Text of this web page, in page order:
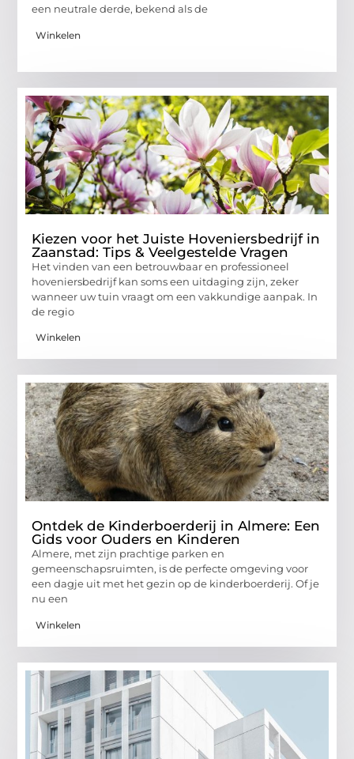
een neutrale derde, bekend als de
Winkelen
Kiezen voor het Juiste Hoveniersbedrijf in
Zaanstad: Tips & Veelgestelde Vragen
Het vinden van een betrouwbaar en professioneel
hoveniersbedrijf kan soms een uitdaging zijn, zeker
wanneer uw tuin vraagt om een vakkundige aanpak. In
de regio
Winkelen
Ontdek de Kinderboerderij in Almere: Een
Gids voor Ouders en Kinderen
Almere, met zijn prachtige parken en
gemeenschapsruimten, is de perfecte omgeving voor
een dagje uit met het gezin op de kinderboerderij. Of je
nu een
Winkelen